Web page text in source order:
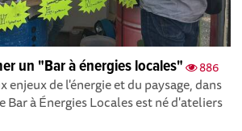
886
un "Bar à énergies locales"
enjeux de l'énergie et du paysage, dans
à Énergies Locales est né d'ateliers